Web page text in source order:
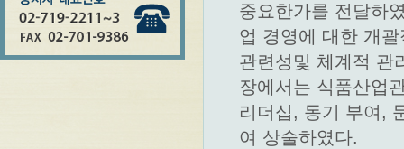
중요한가를 전달하
업 경영에 대한 개
관련성및 체계적 관
장에서는 식품산업
리더십, 동기 부여,
여 상술하였다.